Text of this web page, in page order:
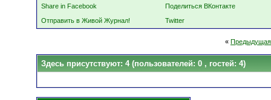
Share in Facebook
Поделиться ВКонтакте
Отправить в Живой Журнал!
Twitter
«
Здесь присутствуют: 4 (пользователей: 0 , гостей: 4)